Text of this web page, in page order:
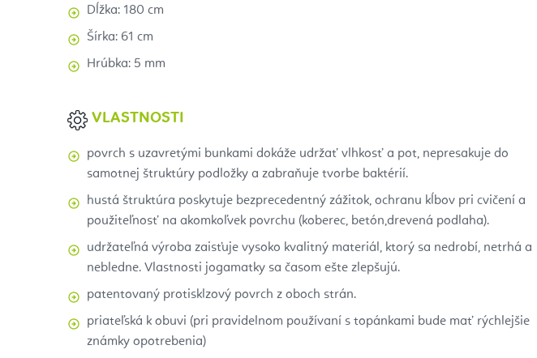
Dĺžka: 180 cm
Šírka: 61 cm
Hrúbka: 5 mm
VLASTNOSTI
povrch s uzavretými bunkami dokáže udržať vlhkosť a pot, nepresakuje do
samotnej štruktúry podložky a zabraňuje tvorbe baktérií.
hustá štruktúra poskytuje bezprecedentný zážitok, ochranu kĺbov pri cvičení a
použiteľnosť na akomkoľvek povrchu (koberec, betón,drevená podlaha).
udržateľná výroba zaisťuje vysoko kvalitný materiál, ktorý sa nedrobí, netrhá a
nebledne. Vlastnosti jogamatky sa časom ešte zlepšujú.
patentovaný protisklzový povrch z oboch strán.
priateľská k obuvi (pri pravidelnom používaní s topánkami bude mať rýchlejšie
známky opotrebenia)